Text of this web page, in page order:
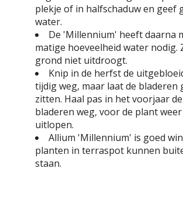
plekje of in halfschaduw en geef
water.
De 'Millennium' heeft daarna
matige hoeveelheid water nodig.
grond niet uitdroogt.
Knip in de herfst de
tijdig weg, maar laat de bladeren
zitten. Haal pas in het voorjaar
bladeren weg, voor de plant
uitlopen.
Allium 'Millennium' is goed
planten in terraspot kunnen
staan.